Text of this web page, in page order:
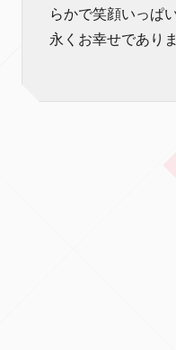
らかで笑顔いっぱ
永くお幸せであり